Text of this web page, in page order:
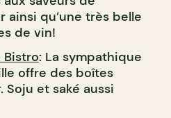
ainsi qu’une très belle
de vin!
: La sympathique
offre des boîtes
et saké aussi